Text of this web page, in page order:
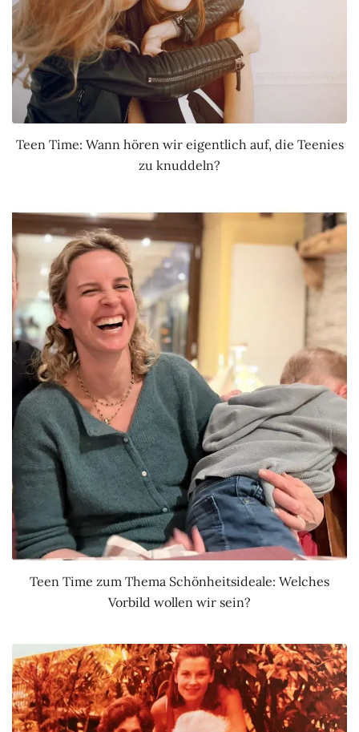
Teen Time: Wann hören wir eigentlich auf, die Teenies
zu knuddeln?
Teen Time zum Thema Schönheitsideale: Welches
Vorbild wollen wir sein?